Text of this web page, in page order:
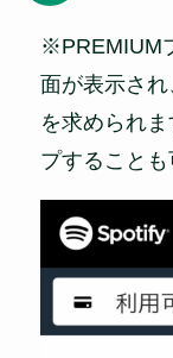
※PREMIUM
面が表示さ
を求められ
プすることも